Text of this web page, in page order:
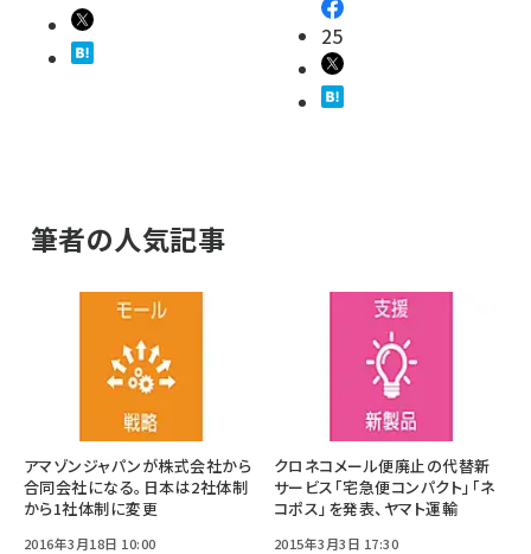
25
筆者の人気記事
アマゾンジャパンが株式会社から
合同会社になる。日本は2社体制
から1社体制に変更
2016年3月18日 10:00
クロネコメール便廃止の代替新
サービス「宅急便コンパクト」「ネ
コポス」を発表、ヤマト運輸
2015年3月3日 17:30